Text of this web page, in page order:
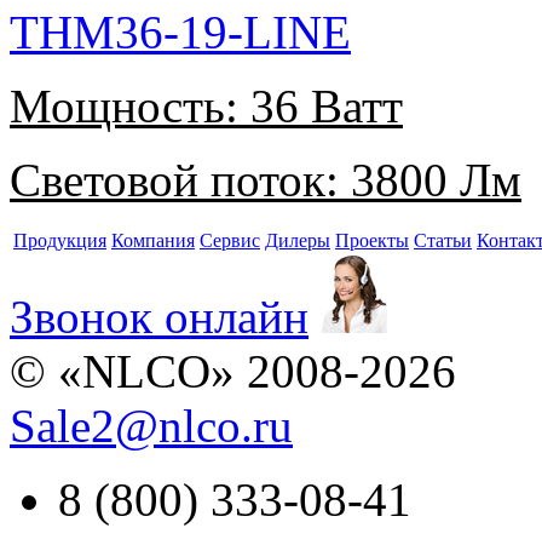
THM36-19-LINE
Мощность: 36 Ватт
Световой поток: 3800 Лм
Продукция Компания Сервис Дилеры Проекты Статьи
Звонок онлайн
© «NLCO» 2008-2026
Sale2@nlco.ru
8 (800) 333-08-41